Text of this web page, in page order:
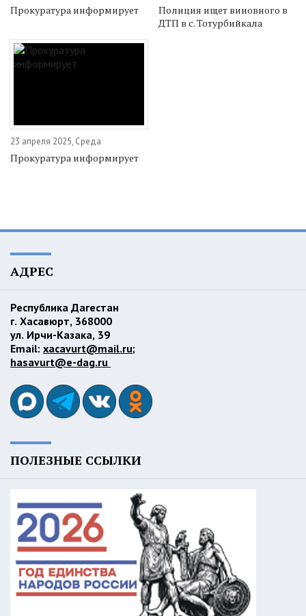
Прокуратура информирует
Полиция ищет виновного в
ДТП в с. Тотурбийкала
23 апреля 2025, Среда
Прокуратура информирует
АДРЕС
Республика Дагестан
г. Хасавюрт, 368000
ул. Ирчи-Казака, 39
Email: xacavurt@mail.ru;
hasavurt@e-dag.ru
ПОЛЕЗНЫЕ ССЫЛКИ